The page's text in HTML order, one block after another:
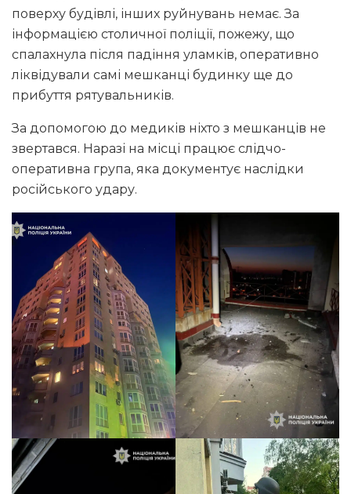
поверху будівлі, інших руйнувань немає. За
інформацією столичної поліції, пожежу, що
спалахнула після падіння уламків, оперативно
ліквідували самі мешканці будинку ще до
прибуття рятувальників.
За допомогою до медиків ніхто з мешканців не
звертався. Наразі на місці працює слідчо-
оперативна група, яка документує наслідки
російського удару.